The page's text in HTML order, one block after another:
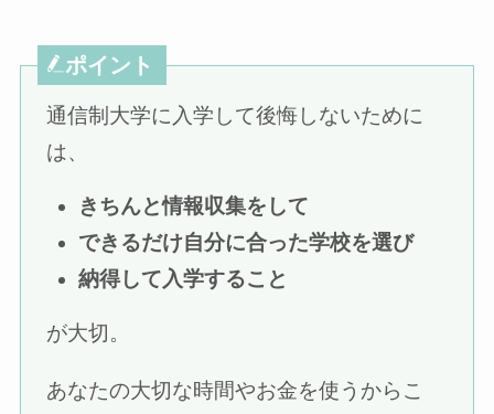
ポイント
通信制大学に入学して後悔しないために
は、
きちんと情報収集をして
できるだけ自分に合った学校を選び
納得して入学すること
が大切。
あなたの大切な時間やお金を使うからこ